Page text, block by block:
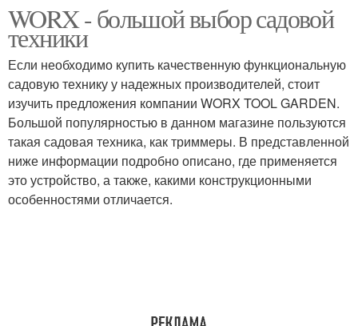
WORX - большой выбор садовой
техники
Если необходимо купить качественную функциональную
садовую технику у надежных производителей, стоит
изучить предложения компании WORX TOOL GARDEN.
Большой популярностью в данном магазине пользуются
такая садовая техника, как триммеры. В представленной
ниже информации подробно описано, где применяется
это устройство, а также, какими конструкционными
особенностями отличается.